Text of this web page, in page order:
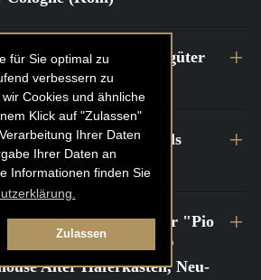
für Sie optimal zu
verbessern zu
Cookies und ähnliche
Klick auf "Zulassen"
Ihrer Daten
Ihrer Daten an
Informationen finden Sie
Zulassen
Weingüter
| FINE CLUB Travels
Kurztrip
CLUB Private Dinner "Pio
Frederica Pio Boffa @
Alter Haferkasten, Neu-